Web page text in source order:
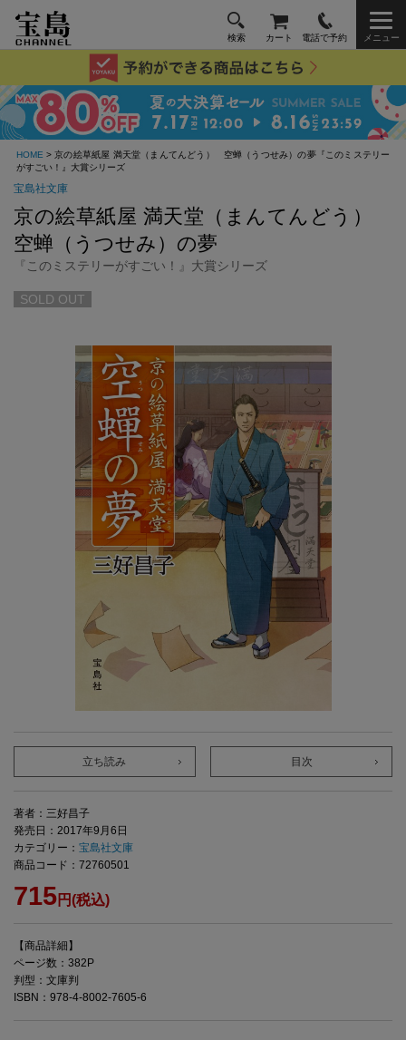
検索 カート 電話で予約 メニュー
HOME > 京の絵草紙屋 満天堂（まんてんどう） 空蝉（うつせみ）の夢『このミステリー
がすごい！』大賞シリーズ
宝島社文庫
京の絵草紙屋 満天堂（まんてんどう）
空蝉（うつせみ）の夢
『このミステリーがすごい！』大賞シリーズ
SOLD OUT
立ち読み 目次
著者：三好昌子
発売日：2017年9月6日
カテゴリー： 宝島社文庫
商品コード：72760501
715円(税込)
【商品詳細】
ページ数：382P
判型：文庫判
ISBN：978-4-8002-7605-6